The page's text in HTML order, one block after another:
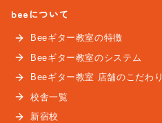
beeについて
Beeギター教室の特徴
Beeギター教室のシステム
Beeギター教室 店舗のこだわり
校舎一覧
新宿校